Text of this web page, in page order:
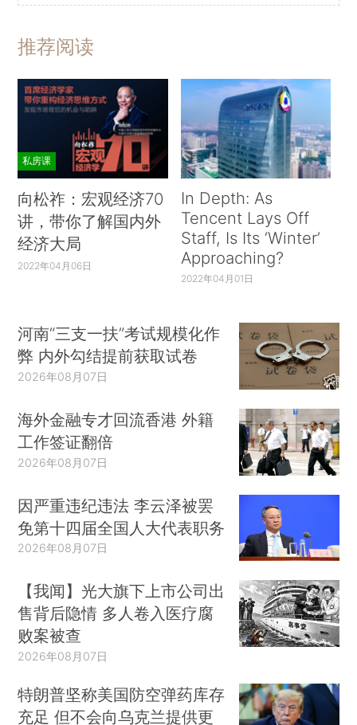
推荐阅读
私房课
向松祚：宏观经济70
讲，带你了解国内外
经济大局
2022年04月06日
In Depth: As
Tencent Lays Off
Staff, Is Its ‘Winter’
Approaching?
2022年04月01日
河南“三支一扶”考试规模化作
弊 内外勾结提前获取试卷
2026年08月07日
海外金融专才回流香港 外籍
工作签证翻倍
2026年08月07日
因严重违纪违法 李云泽被罢
免第十四届全国人大代表职务
2026年08月07日
【我闻】光大旗下上市公司出
售背后隐情 多人卷入医疗腐
败案被查
2026年08月07日
特朗普坚称美国防空弹药库存
充足 但不会向乌克兰提供更